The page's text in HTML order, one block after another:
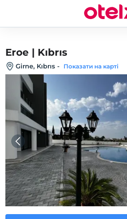
Eroe | Kıbrıs
Girne, Kıbrıs - Показати на карті